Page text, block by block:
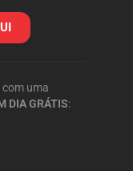
com uma
DIA GRÁTIS: